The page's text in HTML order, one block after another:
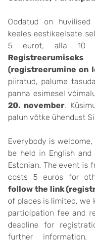
Oodatud on
keeles eestikeelsete
5 eurot, alla 10
(registreerumine on
piiratud, palume
panna esimesel
20. november.
palun võtke ühendust
Everybody is
be held in English
Estonian. The event is
costs 5 euros for
follow the link
of places is limited, we
participation fee and
deadline for
further